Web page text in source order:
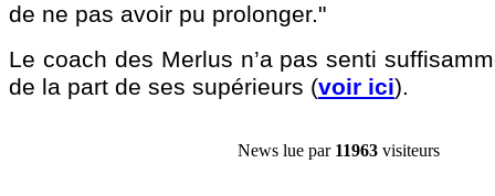
de ne pas avoir pu prolonger."
Le coach des Merlus n’a pas senti
de la part de ses supérieurs (voir ici).
News lue par 11963visiteurs